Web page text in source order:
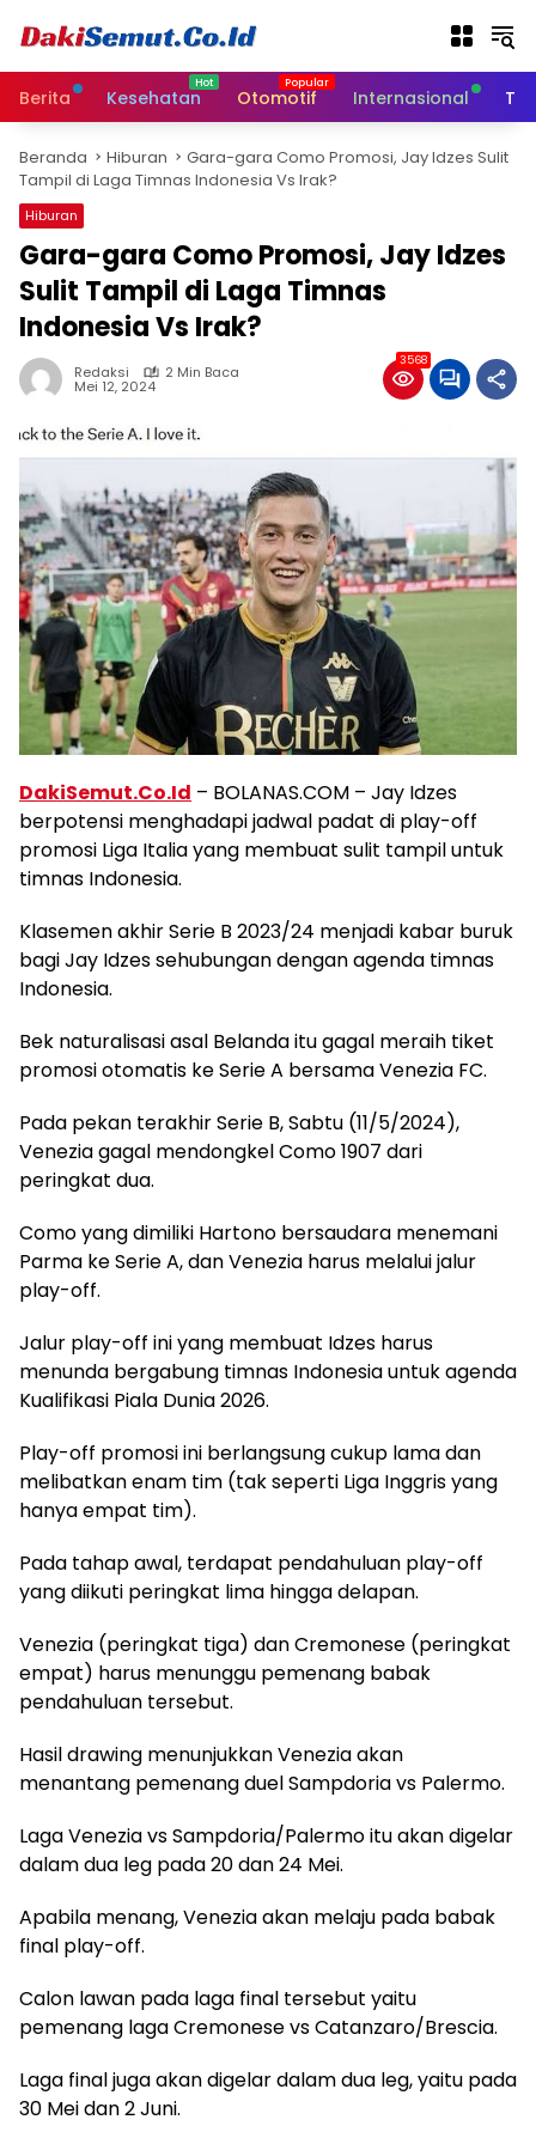
Berita Kesehatan Otomotif Internasional
Beranda Hiburan
Gara-gara Como Promosi, Jay Idzes Sulit
Tampil di Laga Timnas Indonesia Vs Irak?
Hiburan
Gara-gara Como Promosi, Jay Idzes
Sulit Tampil di Laga Timnas
Indonesia Vs Irak?
Redaksi 2 Min Baca
Mei 12, 2024
3568
DakiSemut.Co.Id – BOLANAS.COM – Jay Idzes
berpotensi menghadapi jadwal padat di play-off
promosi Liga Italia yang membuat sulit tampil untuk
timnas Indonesia.
Klasemen akhir Serie B 2023/24 menjadi kabar buruk
bagi Jay Idzes sehubungan dengan agenda timnas
Indonesia.
Bek naturalisasi asal Belanda itu gagal meraih tiket
promosi otomatis ke Serie A bersama Venezia FC.
Pada pekan terakhir Serie B, Sabtu (11/5/2024),
Venezia gagal mendongkel Como 1907 dari
peringkat dua.
Como yang dimiliki Hartono bersaudara menemani
Parma ke Serie A, dan Venezia harus melalui jalur
play-off.
Jalur play-off ini yang membuat Idzes harus
menunda bergabung timnas Indonesia untuk agenda
Kualifikasi Piala Dunia 2026.
Play-off promosi ini berlangsung cukup lama dan
melibatkan enam tim (tak seperti Liga Inggris yang
hanya empat tim).
Pada tahap awal, terdapat pendahuluan play-off
yang diikuti peringkat lima hingga delapan.
Venezia (peringkat tiga) dan Cremonese (peringkat
empat) harus menunggu pemenang babak
pendahuluan tersebut.
Hasil drawing menunjukkan Venezia akan
menantang pemenang duel Sampdoria vs Palermo.
Laga Venezia vs Sampdoria/Palermo itu akan digelar
dalam dua leg pada 20 dan 24 Mei.
Apabila menang, Venezia akan melaju pada babak
final play-off.
Calon lawan pada laga final tersebut yaitu
pemenang laga Cremonese vs Catanzaro/Brescia.
Laga final juga akan digelar dalam dua leg, yaitu pada
30 Mei dan 2 Juni.